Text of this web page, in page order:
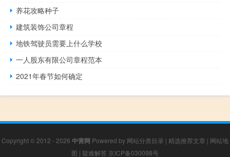
养花攻略种子
建筑装饰公司章程
地铁驾驶员需要上什么学校
一人股东有限公司章程范本
2021年春节如何确定
Copyright © 2012 - 2026 中营网 Powered by 网站分类目录 | 精选推荐文章 | 网站地
图 | 疑难解答 京ICP备030098号